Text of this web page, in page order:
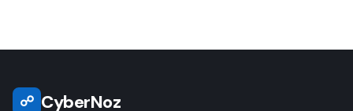
☍ CyberNoz